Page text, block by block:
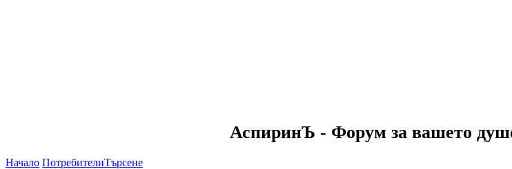
АспиринЪ - Форум за вашето
Начало ПотребителиТърсене